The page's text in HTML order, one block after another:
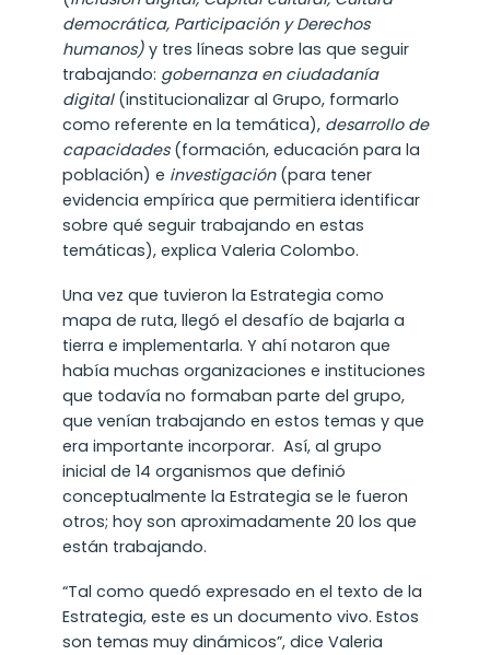
democrática, Participación y Derechos
humanos)y tres líneas sobre las que seguir
trabajando: gobernanza en ciudadanía
digital(institucionalizar al Grupo, formarlo
como referente en la temática), desarrollo de
capacidades(formación, educación para la
población) e investigación(para tener
evidencia empírica que permitiera identificar
sobre qué seguir trabajando en estas
temáticas), explica Valeria Colombo.
Una vez que tuvieron la Estrategia como
mapa de ruta, llegó el desafío de bajarla a
tierra e implementarla. Y ahí notaron que
había muchas organizaciones e instituciones
que todavía no formaban parte del grupo,
que venían trabajando en estos temas y que
era importante incorporar. Así, al grupo
inicial de 14 organismos que definió
conceptualmente la Estrategia se le fueron
otros; hoy son aproximadamente 20 los que
están trabajando.
“Tal como quedó expresado en el texto de la
Estrategia, este es un documento vivo. Estos
son temas muy dinámicos”, dice Valeria